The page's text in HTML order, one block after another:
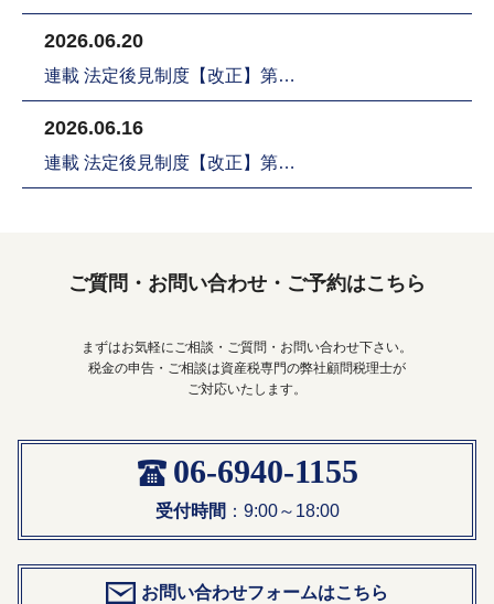
2026.06.20
連載 法定後見制度【改正】第…
2026.06.16
連載 法定後見制度【改正】第…
ご質問・お問い合わせ・ご予約はこちら
まずはお気軽にご相談・ご質問・お問い合わせ下さい。
税金の申告・ご相談は資産税専門の弊社顧問税理士が
ご対応いたします。
06-6940-1155
受付時間 ：9:00～18:00
お問い合わせフォームはこちら